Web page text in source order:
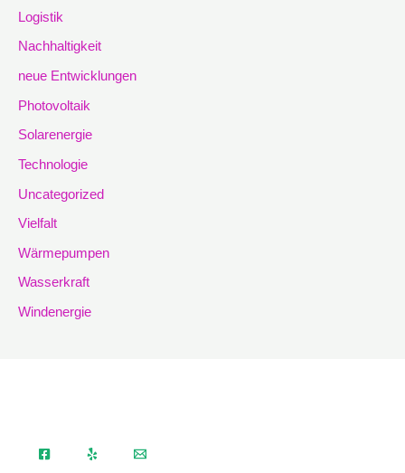
Logistik
Nachhaltigkeit
neue Entwicklungen
Photovoltaik
Solarenergie
Technologie
Uncategorized
Vielfalt
Wärmepumpen
Wasserkraft
Windenergie